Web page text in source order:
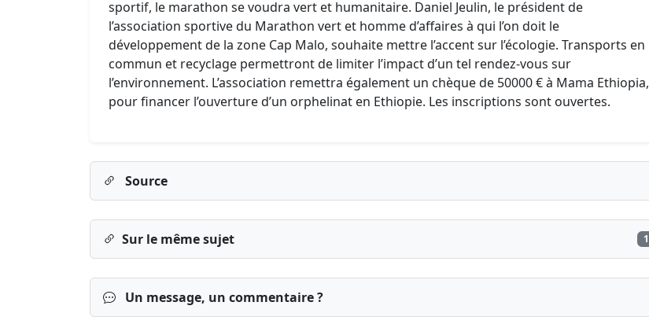
sportif, le marathon se voudra vert et humanitaire. Daniel Jeulin, le président de
l’association sportive du Marathon vert et homme d’affaires à qui l’on doit le
développement de la zone Cap Malo, souhaite mettre l’accent sur l’écologie. Transports en
commun et recyclage permettront de limiter l’impact d’un tel rendez-vous sur
l’environnement. L’association remettra également un chèque de 50000 € à Mama Ethiopia,
pour financer l’ouverture d’un orphelinat en Ethiopie. Les inscriptions sont ouvertes.
Source
Sur le même sujet 1
Un message, un commentaire ?